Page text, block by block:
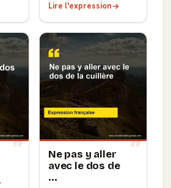
Lire l'expression
Ne pas y aller
avec le dos de
...